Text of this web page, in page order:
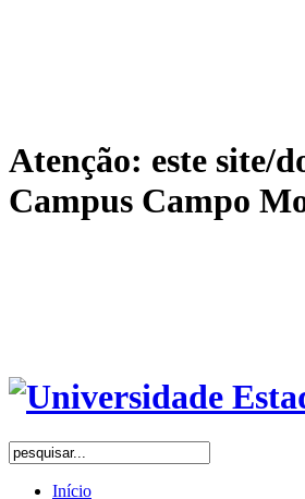
Atenção: este site/
Campus Campo
Início